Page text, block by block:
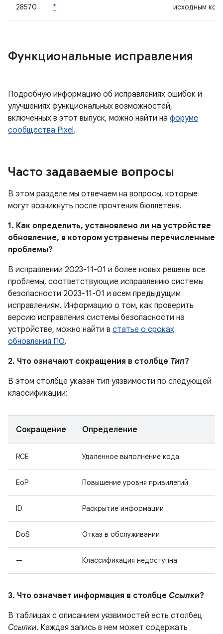
28570
*
исходным
Функциональные исправления
Подробную информацию об исправлениях ошибок и
улучшениях функциональных возможностей,
включенных в этот выпуск, можно найти на форуме
сообщества Pixel.
Часто задаваемые вопросы
В этом разделе мы отвечаем на вопросы, которые
могут возникнуть после прочтения бюллетеня.
1. Как определить, установлено ли на устройстве
обновление, в котором устранены перечисленные
проблемы?
В исправлении 2023-11-01 и более новых решены все
проблемы, соответствующие исправлению системы
безопасности 2023-11-01 и всем предыдущим
исправлениям. Информацию о том, как проверить
версию исправления системы безопасности на
устройстве, можно найти в статье о сроках
обновления ПО.
2. Что означают сокращения в столбце Тип?
В этом столбце указан тип уязвимости по следующей
классификации:
Сокращение Определение
RCE Удаленное выполнение кода
EoP Повышение уровня привилегий
ID Раскрытие информации
DoS Отказ в обслуживании
— Классификация недоступна
3. Что означает информация в столбце Ссылки?
В таблицах с описанием уязвимостей есть столбец
Ссылки. Каждая запись в нем может содержать